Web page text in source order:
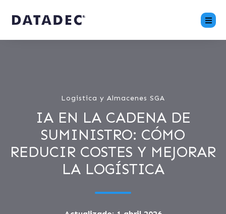
Logistica y Almacenes SGA
IA EN LA CADENA DE
SUMINISTRO: CÓMO
REDUCIR COSTES Y MEJORAR
LA LOGÍSTICA